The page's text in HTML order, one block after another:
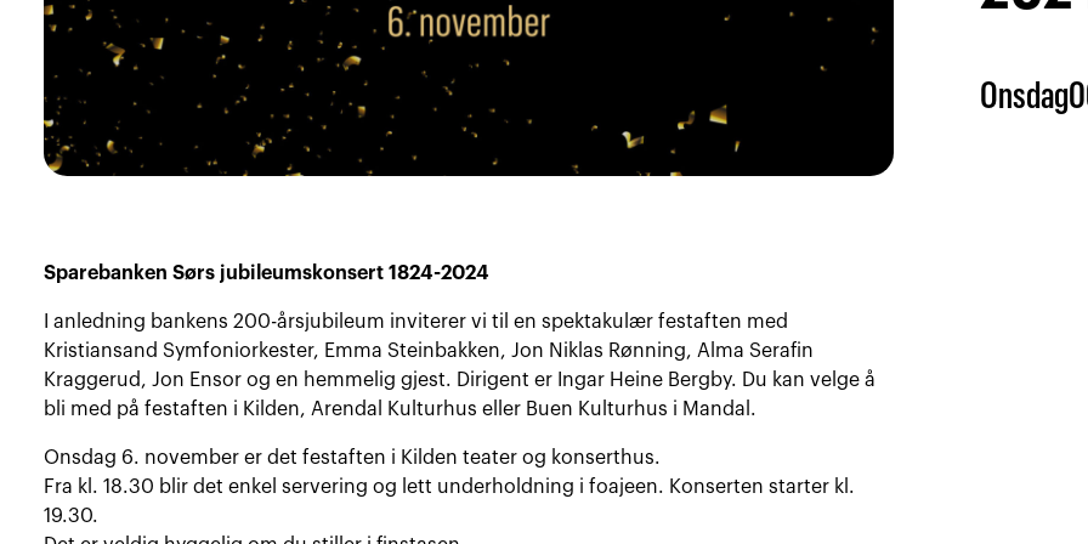
Onsdag
Sparebanken Sørs jubileumskonsert 1824-2024
I anledning bankens 200-årsjubileum inviterer vi til en spektakulær festaften med
Kristiansand Symfoniorkester, Emma Steinbakken, Jon Niklas Rønning, Alma Serafin
Kraggerud, Jon Ensor og en hemmelig gjest. Dirigent er Ingar Heine Bergby. Du kan velge å
bli med på festaften i Kilden, Arendal Kulturhus eller Buen Kulturhus i Mandal.
Onsdag 6. november er det festaften i Kilden teater og konserthus.
Fra kl. 18.30 blir det enkel servering og lett underholdning i foajeen. Konserten starter kl.
19.30.